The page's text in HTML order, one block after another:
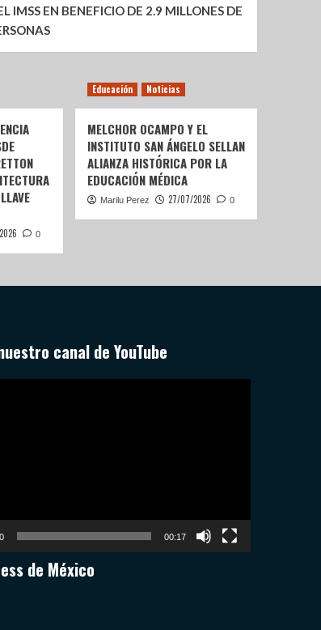
IMSS EN BENEFICIO DE 2.9 MILLONES DE
0
Educación Noticias
MELCHOR OCAMPO Y EL
INSTITUTO SAN ÁNGELO SELLAN
ALIANZA HISTÓRICA POR LA
EDUCACIÓN MÉDICA
Marilu Perez 27/07/2026 0
canal de YouTube
00:17
de México